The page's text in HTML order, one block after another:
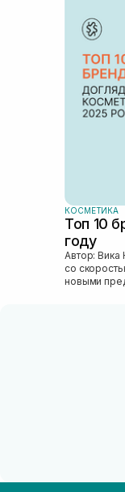
КОСМЕТИКА
Топ 10
году
Автор: Вика Нагорная В
со
новыми